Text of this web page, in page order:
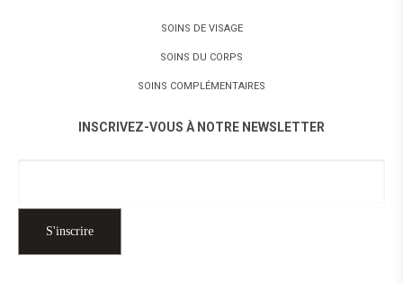
SOINS DE VISAGE
SOINS DU CORPS
SOINS COMPLÉMENTAIRES
INSCRIVEZ-VOUS À NOTRE NEWSLETTER